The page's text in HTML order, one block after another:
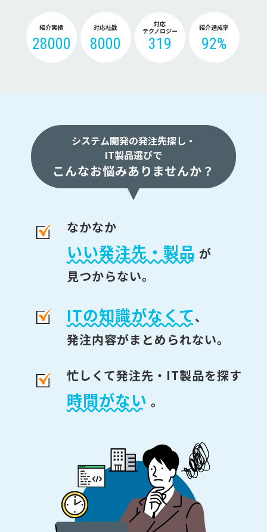
紹介実績
28000
対応社数
8000
対応
テクノロジー
319
紹介達成率
92%
システム開発の発注先探し・
IT製品選びで
こんなお悩みありませんか？
なかなか
いい発注先・製品 が
見つからない。
ITの知識がなくて、
発注内容がまとめられない。
忙しくて発注先・IT製品を探す
時間がない 。